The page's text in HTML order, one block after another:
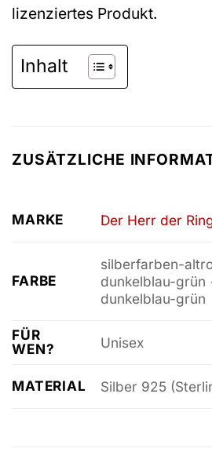
lizenziertes Produkt.
Inhalt
ZUSÄTZLICHE
MARKE Der Herr der
FARBE
silberfarben-
dunkelblau-grün
dunkelblau-grün
FÜR
WEN?
Unisex
MATERIAL Silber 925